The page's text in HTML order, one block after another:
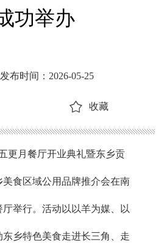
功举办
发布时间：2026-05-25
收藏
更月餐厅开业典礼暨东乡贡
食区域公用品牌推介会在南
举行。活动以以羊为媒、以
乡特色美食走进长三角、走